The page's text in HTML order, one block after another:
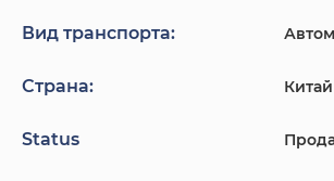
Вид транспорта:
Страна: Китай
Status